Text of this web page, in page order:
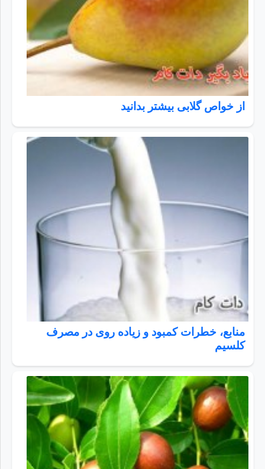
از خواص گلابی بیشتر بدانید
منابع، خطرات کمبود و زیاده روی در مصرف
کلسیم